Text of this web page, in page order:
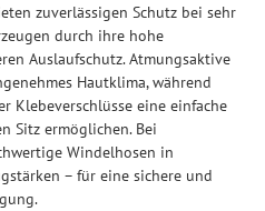
zuverlässigen Schutz bei sehr
durch ihre hohe
Auslaufschutz. Atmungsaktive
Hautklima, während
Klebeverschlüsse eine einfache
Sitz ermöglichen. Bei
Windelhosen in
– für eine sichere und